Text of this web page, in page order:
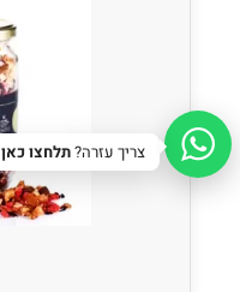
צריך עזרה?תלחצו כאן